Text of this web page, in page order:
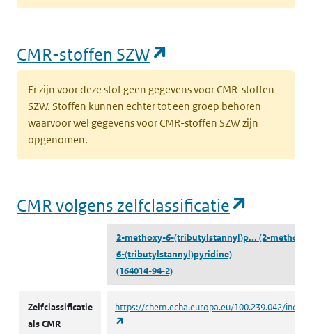
CMR-stoffen SZW
Er zijn voor deze stof geen gegevens voor CMR-stoffen
SZW. Stoffen kunnen echter tot een groep behoren
waarvoor wel gegevens voor CMR-stoffen SZW zijn
opgenomen.
CMR volgens zelfclassificatie
2-methoxy-6-(tributylstannyl)p... (2-methoxy-
6-(tributylstannyl)pyridine)
(164014-94-2)
Zelfclassificatie
als CMR
https://chem.echa.europa.eu/100.239.042/